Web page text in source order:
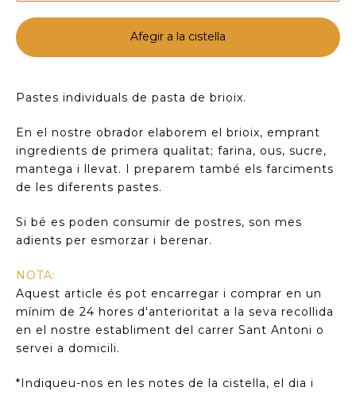
Afegir a la cistella
Pastes individuals de pasta de brioix.
En el nostre obrador elaborem el brioix, emprant
ingredients de primera qualitat; farina, ous, sucre,
mantega i llevat. I preparem també els farciments
de les diferents pastes.
Si bé es poden consumir de postres, son mes
adients per esmorzar i berenar.
NOTA:
Aquest article és pot encarregar i comprar en un
mínim de 24 hores d'anterioritat a la seva recollida
en el nostre establiment del carrer Sant Antoni o
servei a domicili.
*Indiqueu-nos en les notes de la cistella, el dia i